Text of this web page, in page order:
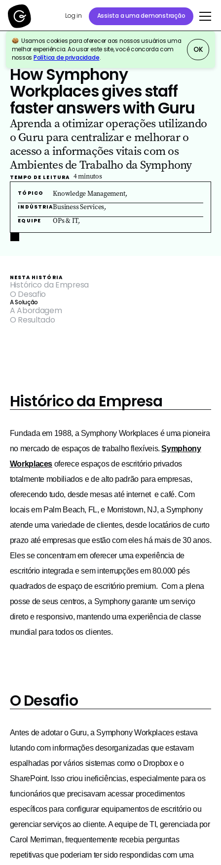
Log in Assista a uma demonstração
Usamos cookies para oferecer aos nossos usuários uma
melhor experiência. Ao usar este site, você concorda com
nossos Política de privacidade.
OK
Todas as Histórias de Clientes do Guru
How Symphony
Workplaces gives staff
faster answers with Guru
Aprenda a otimizar operações utilizando
o Guru para centralizar e melhorar o
acesso a informações vitais com os
Ambientes de Trabalho da Symphony
TEMPO DE LEITURA 4minutos
TÓPICO Knowledge Management,
INDÚSTRIABusiness Services,
EQUIPE OPs & IT,
NESTA HISTÓRIA
‍Histórico da Empresa
O Desafio
A Solução
A Abordagem
O Resultado
Histórico da Empresa
Fundada em 1988, a Symphony Workplaces é uma pioneira
no mercado de espaços de trabalho flexíveis.Symphony
Workplaces oferece espaços de escritório privados
totalmente mobiliados e de alto padrão para empresas,
oferecendo tudo, desde mesas até internet e café. Com
locais em Palm Beach, FL, e Morristown, NJ, a Symphony
atende uma variedade de clientes, desde locatários de curto
prazo até empresas que estão com eles há mais de 30 anos.
Eles se concentram em oferecer uma experiência de
escritório integrada e sem interrupções em 80.000 pés
quadrados de espaço de escritório premium. Com a plena
posse de seus centros, a Symphony garante um serviço
direto e responsivo, mantendo uma experiência de classe
mundial para todos os clientes.
O Desafio
Antes de adotar o Guru, a Symphony Workplaces estava
lutando com informações desorganizadas que estavam
espalhadas por vários sistemas como o Dropbox e o
SharePoint. Isso criou ineficiências, especialmente para os
funcionários que precisavam acessar procedimentos
específicos para configurar equipamentos de escritório ou
gerenciar serviços ao cliente. A equipe de TI, gerenciada por
Carol Merriman, frequentemente recebia perguntas
repetitivas que poderiam ter sido respondidas com uma